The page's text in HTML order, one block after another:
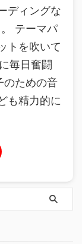
ディングな
テーマパ
トを吹いて
毎日奮闘
のための音
も精力的に